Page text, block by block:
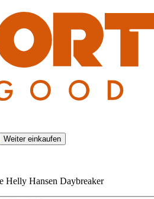
Weiter einkaufen
Helly Hansen Daybreaker